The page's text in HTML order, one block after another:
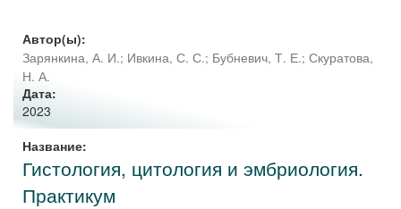
Автор(ы):
Зарянкина, А. И.; Ивкина, С. С.; Бубневич, Т. Е.; Скуратова,
Н. А.
Дата:
2023
Название:
Гистология, цитология и эмбриология.
Практикум